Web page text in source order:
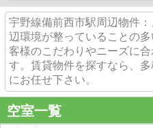
宇野線備前西市駅周辺物件
辺環境が整っていることの
客様のこだわりやニーズに
す。賃貸物件を探すなら、
にお任せ下さい。
空室一覧